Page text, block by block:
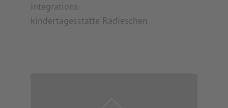
Integrations-
kindertagesstätte Radieschen